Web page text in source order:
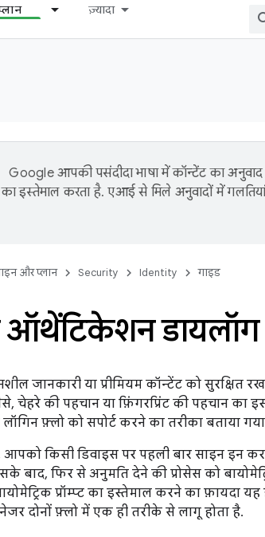
ज़्यादा
Google आपकी पसंदीदा भाषा में कॉन्टेंट का
इस्तेमाल करता है. एआई से मिले अनुवादों में
और प्लान Security Identity गाइड
ऑथेंटिकेशन
जानकारी या प्रीमियम कॉन्टेंट को सुरक्षित
चेहरे की पहचान या फ़िंगरप्रिंट की पहचान का
फ़्लो को सपोर्ट करने का तरीका बताया
आपको किसी डिवाइस पर पहली बार साइन इन
बाद, फिर से अनुमति देने की प्रोसेस को
प्रॉम्प्ट का इस्तेमाल करने का फ़ायदा
दोनों फ़्लो में एक ही तरीके से लागू होता है.